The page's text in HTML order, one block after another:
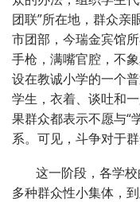
团联”所在地，群众亲
市团部，今瑞金宾馆
手枪，满嘴官腔，不
设在教诚小学的一个
学生，衣着、谈吐和
果群众都表示不愿与“
系。可见，斗争对于
这一阶段，各学
多种群众性小集体，